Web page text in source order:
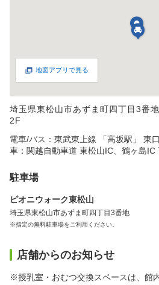
地図アプリで見る
埼玉県東松山市あずま町四丁目3番
2F
電車/バス：東武東上線 「高坂駅」 東
車：関越自動車道 東松山IC、鶴ヶ島IC
駐車場
ピオニウォーク東松山
埼玉県東松山市あずま町四丁目3番地
※指定の無料駐車場をご利用ください。
店舗からのお知らせ
※授乳室・おむつ交換スペースは、館